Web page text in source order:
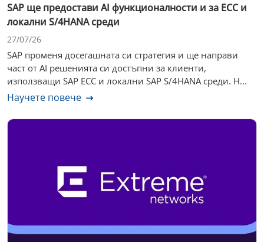
SAP ще предостави AI функционалности и за ECC и
локални S/4HANA среди
27/07/26
SAP променя досегашната си стратегия и ще направи
част от AI решенията си достъпни за клиенти,
използващи SAP ECC и локални SAP S/4HANA среди. Н...
Научете повече